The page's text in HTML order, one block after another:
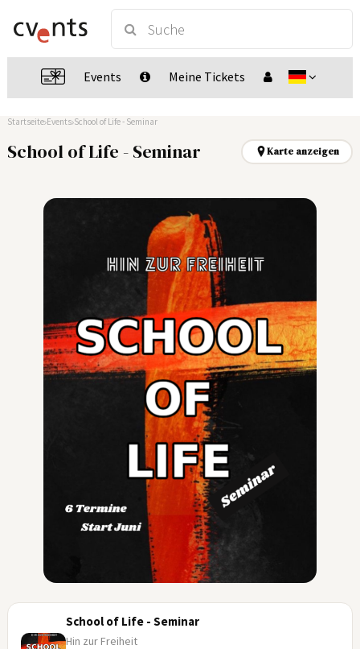
Events Meine Tickets
Startseite Events School of Life - Seminar
School of Life - Seminar Karte anzeigen
School of Life - Seminar
Hin zur Freiheit